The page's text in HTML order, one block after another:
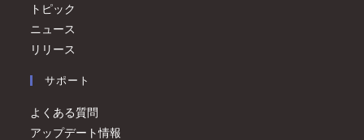
トピック
ニュース
リリース
サポート
よくある質問
アップデート情報